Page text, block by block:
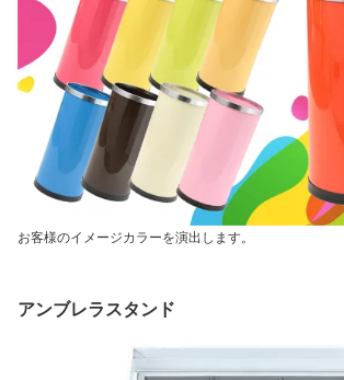
お客様のイメージカラーを演出します。
アンブレラスタンド